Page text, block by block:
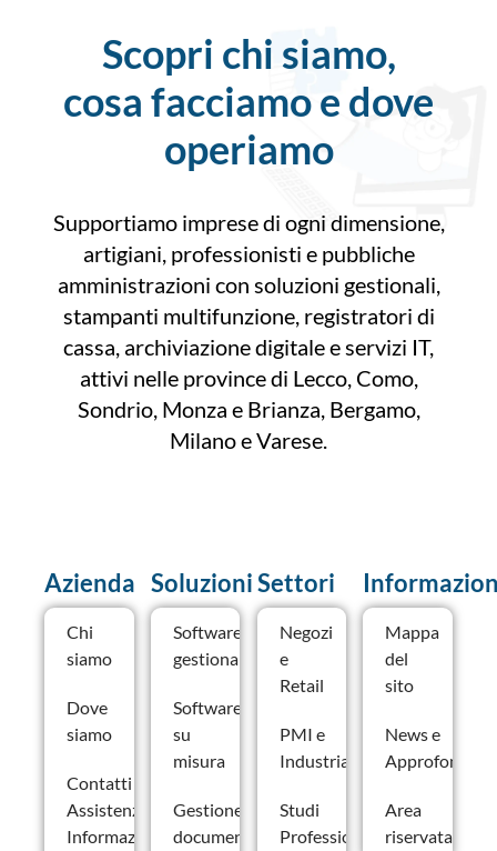
Scopri chi siamo,
cosa facciamo e dove
operiamo
Supportiamo imprese di ogni dimensione,
artigiani, professionisti e pubbliche
amministrazioni con soluzioni gestionali,
stampanti multifunzione, registratori di
cassa, archiviazione digitale e servizi IT,
attivi nelle province di Lecco, Como,
Sondrio, Monza e Brianza, Bergamo,
Milano e Varese.
Azienda
Chi
siamo
Dove
siamo
Contatti –
Assistenza e
Informazioni
Soluzioni
Software
gestionale
Software
su
misura
Gestione
documentale
Settori
Negozi
e
Retail
PMI e
Industria
Studi
Professionali
Mappa
del
sito
News e
Area
riservata